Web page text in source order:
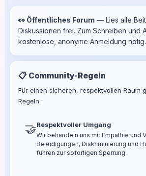
👀 Öffentliches Forum — Lies alle
Diskussionen frei. Zum Schreiben und
kostenlose, anonyme Anmeldung nötig.
📋 Community-Regeln
Für einen sicheren, respektvollen Raum
Regeln:
🤝Respektvoller Umgang
Wir behandeln uns mit Empathie und
Beleidigungen, Diskriminierung und
führen zur sofortigen Sperrung.